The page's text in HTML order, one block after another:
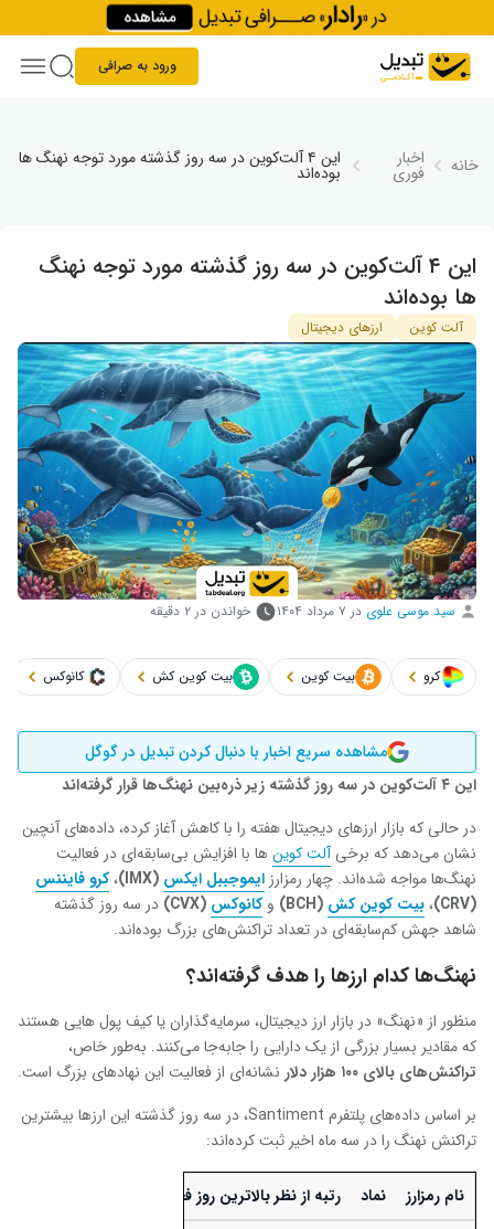
Skip to content
ورود به صرافی
خانه اخبار
فوری
این ۴ آلت‌کوین در سه روز گذشته مورد توجه نهنگ ها
بوده‌اند
این ۴ آلت‌کوین در سه روز گذشته مورد توجه نهنگ
ها بوده‌اند
آلت کوین ارزهای دیجیتال
سید موسی علوی در ۷ مرداد ۱۴۰۴ خواندن در ۲ دقیقه
کرو بیت کوین بیت کوین کش کانوکس
مشاهده سریع اخبار با دنبال کردن تبدیل در گوگل
این ۴ آلت‌کوین در سه روز گذشته زیر ذره‌بین نهنگ‌ها قرار گرفته‌اند
در حالی که بازار ارزهای دیجیتال هفته را با کاهش آغاز کرده، داده‌های آنچین
نشان می‌دهد که برخیآلت‌ کوین‌ها با افزایش بی‌سابقه‌ای در فعالیت
نهنگ‌ها مواجه شده‌اند. چهار رمزارز ایموجببل ایکس (IMX) ،کرو فایننس
(CRV)
، بیت‌ کوین ‌کش (BCH) وکانوکس (CVX)
در سه روز گذشته
شاهد جهش کم‌سابقه‌ای در تعداد تراکنش‌های بزرگ بوده‌اند.
نهنگ‌ها کدام ارزها را هدف گرفته‌اند؟
منظور از «نهنگ» در بازار ارز دیجیتال، سرمایه‌گذاران یا کیف ‌پول ‌هایی هستند
که مقادیر بسیار بزرگی از یک دارایی را جابه‌جا می‌کنند. به‌طور خاص،
تراکنش‌های بالای ۱۰۰ هزار دلار
نشانه‌ای از فعالیت این نهادهای بزرگ است.
بر اساس داده‌های پلتفرم Santiment، در سه روز گذشته این ارزها بیشترین
تراکنش نهنگ را در سه ماه اخیر ثبت کرده‌اند:
نام رمزارز نماد رتبه از نظر بالاترین روز فعالیت نهنگ‌ها (در